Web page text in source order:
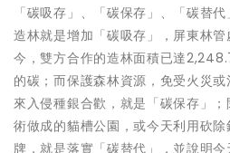
「碳吸存」、「碳保存」、「碳替
造林就是增加「碳吸存」，屏東林
今，雙方合作的造林面積已達
的碳；而保護森林資源，免受火災
來入侵種銀合歡，就是「碳保存」
術做成的貓槽公園，或今天利用砍
牌，就是落實「碳替代」，並說明